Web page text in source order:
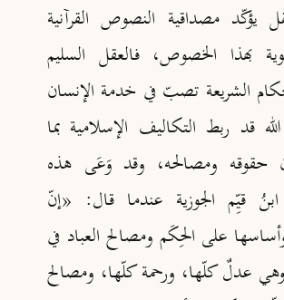
مصداقية النصوص القرآنية
بهذا الخصوص، فالعقل السليم
الشريعة تصبّ في خدمة الإنسان
قد ربط التكاليف الإسلامية بما
حقوقه ومصالحه، وقد وَعَى هذه
ابنُ قيِّم الجوزية عندما قال: «إنّ
على الحِكَم ومصالح العباد في
وهي عدلٌ كلّها، ورحمة كلّها، ومصالح